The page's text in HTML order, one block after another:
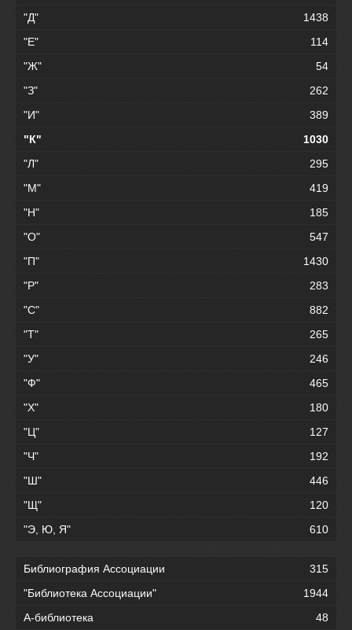
"Д"
1438
"Е"
114
"Ж"
54
"З"
262
"И"
389
"К"
1030
"Л"
295
"М"
419
"Н"
185
"О"
547
"П"
1430
"Р"
283
"С"
882
"Т"
265
"У"
246
"Ф"
465
"Х"
180
"Ц"
127
"Ч"
192
"Ш"
446
"Щ"
120
"Э, Ю, Я"
610
Библиография Ассоциации
315
"Библиотека Ассоциации"
1944
А-библиотека
48